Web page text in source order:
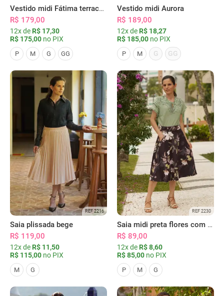
Vestido midi Fátima terracota
R$ 179,00
12x de R$ 17,30
R$ 175,00 no PIX
P M G GG
Vestido midi Aurora
R$ 189,00
12x de R$ 18,27
R$ 185,00 no PIX
P M G GG
REF 2216
Saia plissada bege
R$ 119,00
12x de R$ 11,50
R$ 115,00 no PIX
M G
REF 2230
Saia midi preta flores com bolsos
R$ 89,00
12x de R$ 8,60
R$ 85,00 no PIX
P M G